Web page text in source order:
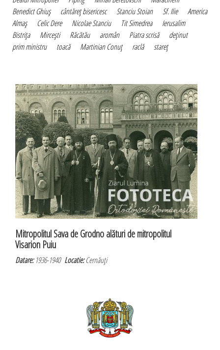
Benedict Ghiuş
cântăreţ bisericesc Stanciu Stoian Sf. Ilie
America
Almaş
Celic Dere Nicolae Stanciu Tit Simedrea
Ierusalim
Bistriţa
Mirceşti Răcătău aromân Piatra scrisă
deţinut
prim ministru
toacă Martinian Conuţ raclă stareţ
Mitropolitul Sava de Grodno alături de mitropolitul
Visarion Puiu
Datare:1936-1940Locatie:Cernăuţi